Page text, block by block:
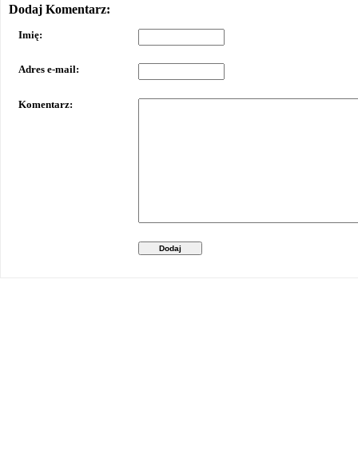
Dodaj Komentarz:
Imię:
Adres e-mail:
Komentarz:
Dodaj